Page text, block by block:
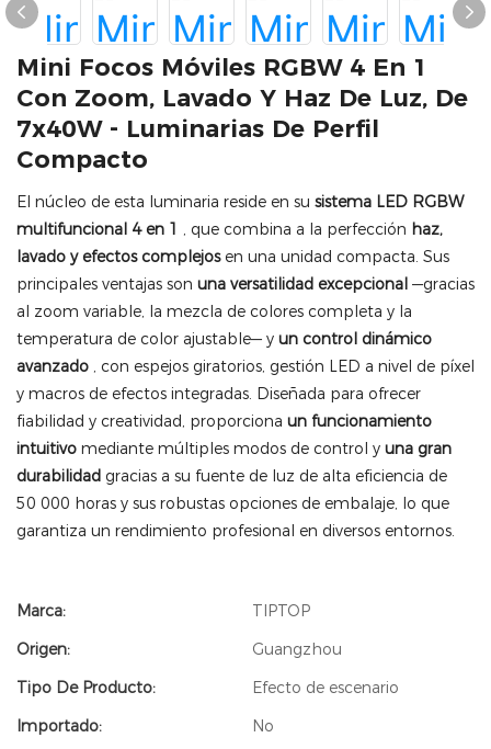
Mini Focos Móviles RGBW 4 En 1
Con Zoom, Lavado Y Haz De Luz, De
7x40W - Luminarias De Perfil
Compacto
El núcleo de esta luminaria reside en su sistema LED RGBW
multifuncional 4 en 1 , que combina a la perfección haz,
lavado y efectos complejosen una unidad compacta. Sus
principales ventajas son una versatilidad excepcional —gracias
al zoom variable, la mezcla de colores completa y la
temperatura de color ajustable— y un control dinámico
avanzado , con espejos giratorios, gestión LED a nivel de píxel
y macros de efectos integradas. Diseñada para ofrecer
fiabilidad y creatividad, proporciona un funcionamiento
intuitivo mediante múltiples modos de control y una gran
durabilidad gracias a su fuente de luz de alta eficiencia de
50 000 horas y sus robustas opciones de embalaje, lo que
garantiza un rendimiento profesional en diversos entornos.
Marca:
TIPTOP
Origen:
Guangzhou
Tipo De Producto:
Efecto de escenario
Importado:
No